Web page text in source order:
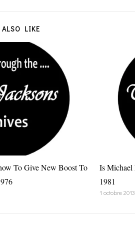
LIKE
To Give New Boost To
Is Michael
1981
1 octobre 2013